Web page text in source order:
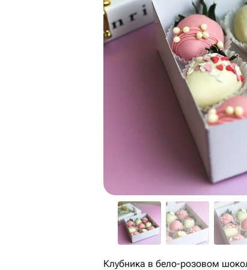
Клубника в бело-розовом